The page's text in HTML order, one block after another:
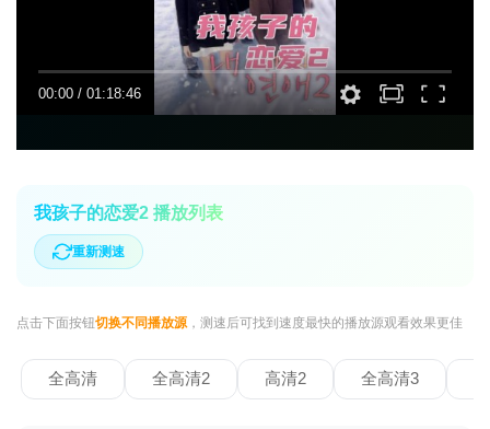
00:00 / 01:18:46
我孩子的恋爱2 播放列表
重新测速
点击下面按钮切换不同播放源，测速后可找到速度最快的播放源观看效果更佳
全高清 全高清2 高清2 全高清3